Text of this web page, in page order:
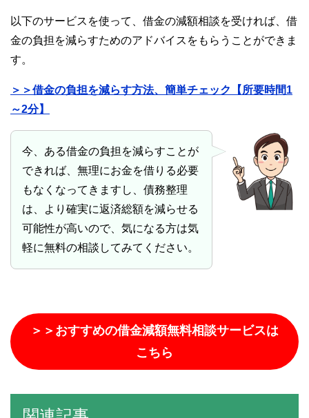
以下のサービスを使って、借金の減額相談を受ければ、借
金の負担を減らすためのアドバイスをもらうことができま
す。
＞＞借金の負担を減らす方法、簡単チェック【所要時間1
～2分】
今、ある借金の負担を減らすことが
できれば、無理にお金を借りる必要
もなくなってきますし、債務整理
は、より確実に返済総額を減らせる
可能性が高いので、気になる方は気
軽に無料の相談してみてください。
＞＞おすすめの借金減額無料相談サービスは
こちら